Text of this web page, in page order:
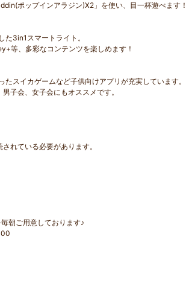
ポップインアラジン)X2」を使い、目一杯遊べます！
3in1スマートライト。
等、多彩なコンテンツを楽しめます！
スイカゲームなど子供向けアプリが充実しています。
子会、女子会にもオススメです。
れている必要があります。
朝ご用意しております♪